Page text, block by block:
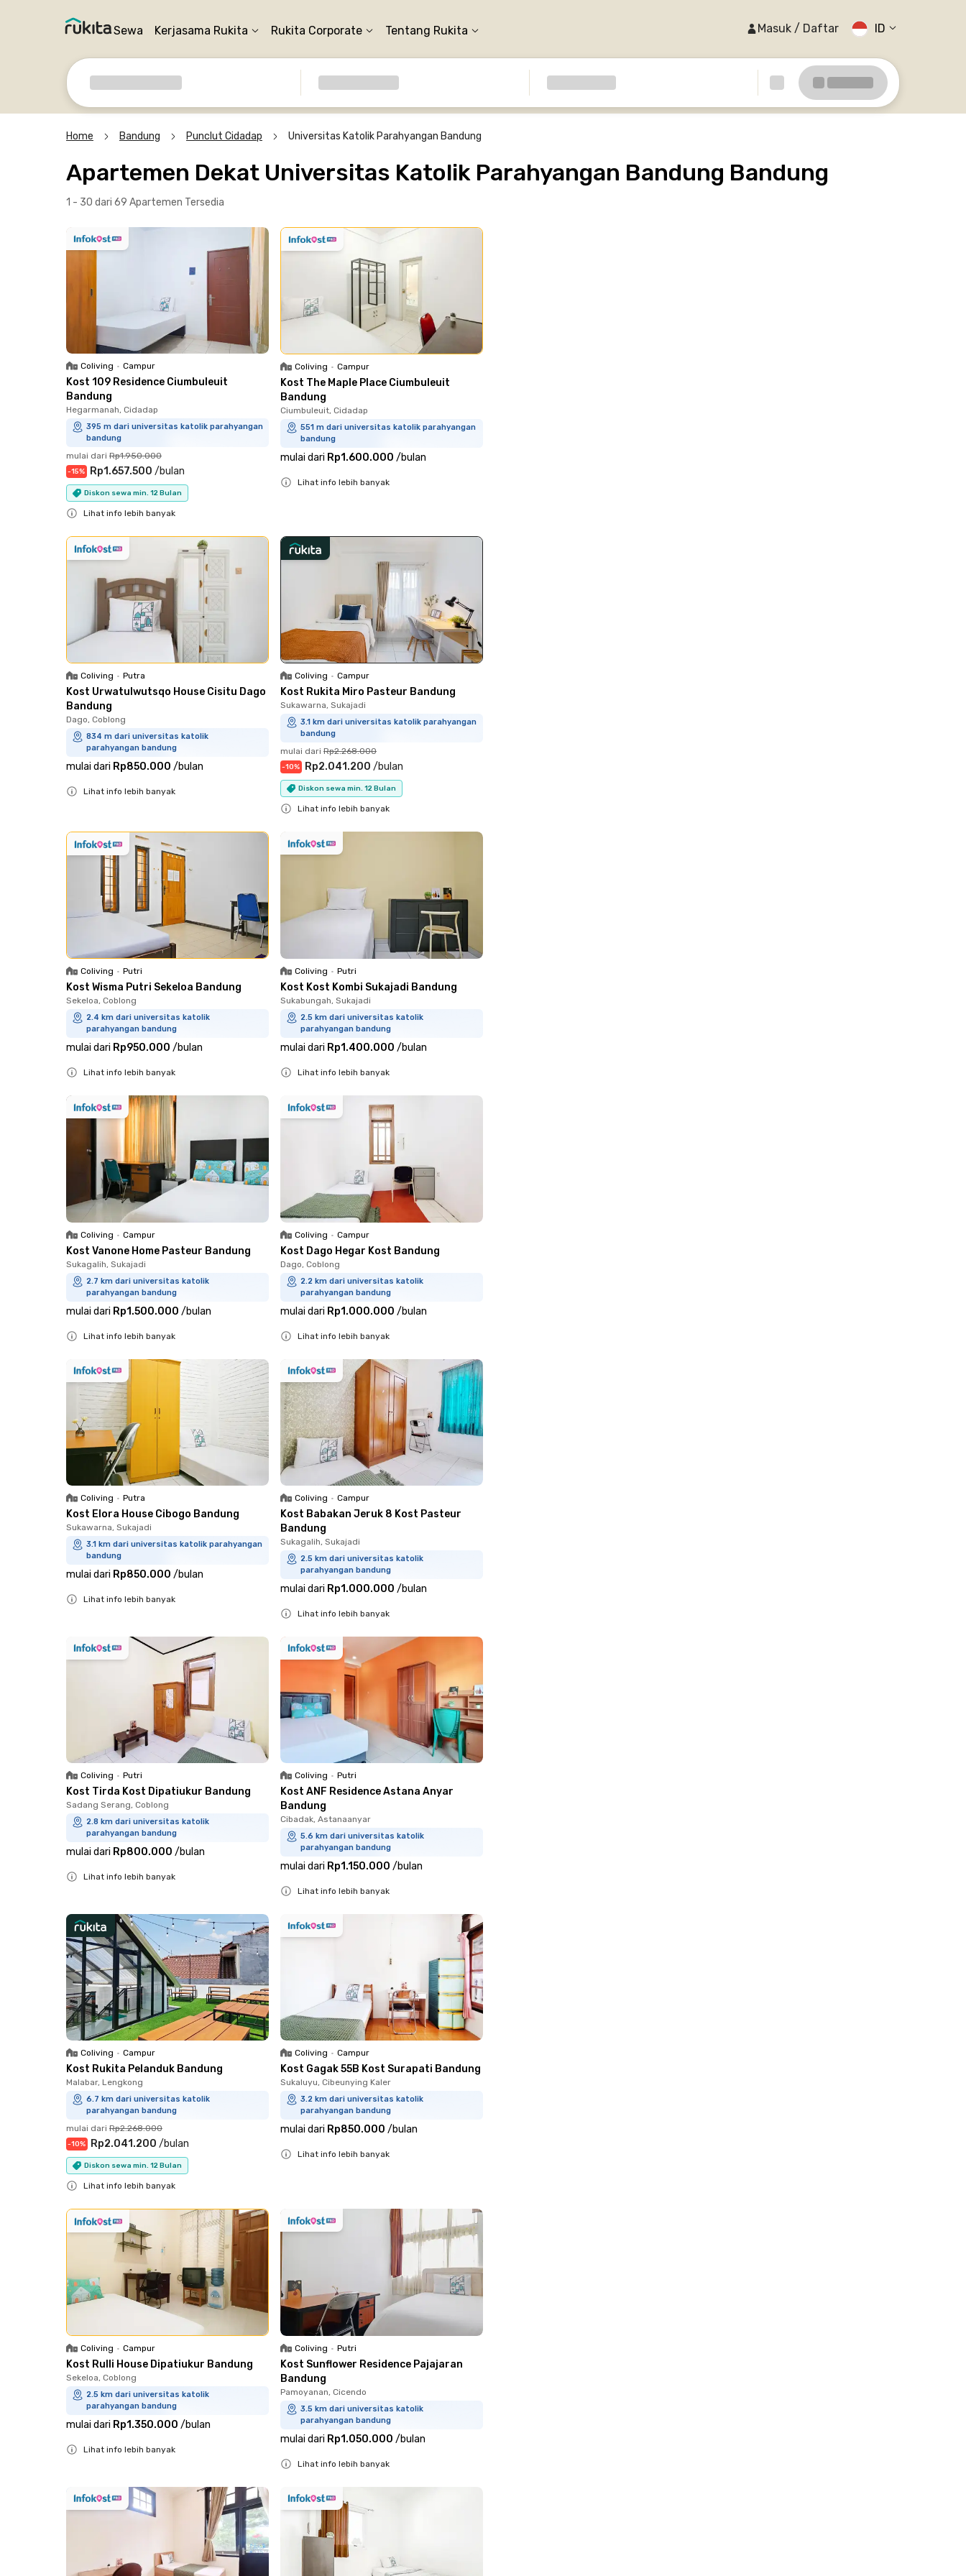
Sewa Kerjasama Rukita Rukita Corporate Tentang Rukita Masuk / Daftar ID
Home Bandung Punclut Cidadap Universitas Katolik Parahyangan Bandung
Apartemen Dekat Universitas Katolik Parahyangan Bandung Bandung
1 - 30 dari 69 Apartemen Tersedia
Coliving • Campur
Kost 109 Residence Ciumbuleuit
Bandung
Hegarmanah, Cidadap
395 m dari universitas katolik parahyangan
bandung
mulai dari Rp1.950.000
-15% Rp1.657.500 /bulan
Diskon sewa min. 12 Bulan
Lihat info lebih banyak
Coliving • Campur
Kost The Maple Place Ciumbuleuit
Bandung
Ciumbuleuit, Cidadap
551 m dari universitas katolik parahyangan
bandung
mulai dari Rp1.600.000 /bulan
Lihat info lebih banyak
Coliving • Putra
Kost Urwatulwutsqo House Cisitu Dago
Bandung
Dago, Coblong
834 m dari universitas katolik
parahyangan bandung
mulai dari Rp850.000 /bulan
Lihat info lebih banyak
Coliving • Campur
Kost Rukita Miro Pasteur Bandung
Sukawarna, Sukajadi
3.1 km dari universitas katolik parahyangan
bandung
mulai dari Rp2.268.000
-10% Rp2.041.200 /bulan
Diskon sewa min. 12 Bulan
Lihat info lebih banyak
Coliving • Putri
Kost Wisma Putri Sekeloa Bandung
Sekeloa, Coblong
2.4 km dari universitas katolik
parahyangan bandung
mulai dari Rp950.000 /bulan
Lihat info lebih banyak
Coliving • Putri
Kost Kost Kombi Sukajadi Bandung
Sukabungah, Sukajadi
2.5 km dari universitas katolik
parahyangan bandung
mulai dari Rp1.400.000 /bulan
Lihat info lebih banyak
Coliving • Campur
Kost Vanone Home Pasteur Bandung
Sukagalih, Sukajadi
2.7 km dari universitas katolik
parahyangan bandung
mulai dari Rp1.500.000 /bulan
Lihat info lebih banyak
Coliving • Campur
Kost Dago Hegar Kost Bandung
Dago, Coblong
2.2 km dari universitas katolik
parahyangan bandung
mulai dari Rp1.000.000 /bulan
Lihat info lebih banyak
Coliving • Putra
Kost Elora House Cibogo Bandung
Sukawarna, Sukajadi
3.1 km dari universitas katolik parahyangan
bandung
mulai dari Rp850.000 /bulan
Lihat info lebih banyak
Coliving • Campur
Kost Babakan Jeruk 8 Kost Pasteur
Bandung
Sukagalih, Sukajadi
2.5 km dari universitas katolik
parahyangan bandung
mulai dari Rp1.000.000 /bulan
Lihat info lebih banyak
Coliving • Putri
Kost Tirda Kost Dipatiukur Bandung
Sadang Serang, Coblong
2.8 km dari universitas katolik
parahyangan bandung
mulai dari Rp800.000 /bulan
Lihat info lebih banyak
Coliving • Putri
Kost ANF Residence Astana Anyar
Bandung
Cibadak, Astanaanyar
5.6 km dari universitas katolik
parahyangan bandung
mulai dari Rp1.150.000 /bulan
Lihat info lebih banyak
Coliving • Campur
Kost Rukita Pelanduk Bandung
Malabar, Lengkong
6.7 km dari universitas katolik
parahyangan bandung
mulai dari Rp2.268.000
-10% Rp2.041.200 /bulan
Diskon sewa min. 12 Bulan
Lihat info lebih banyak
Coliving • Campur
Kost Gagak 55B Kost Surapati Bandung
Sukaluyu, Cibeunying Kaler
3.2 km dari universitas katolik
parahyangan bandung
mulai dari Rp850.000 /bulan
Lihat info lebih banyak
Coliving • Campur
Kost Rulli House Dipatiukur Bandung
Sekeloa, Coblong
2.5 km dari universitas katolik
parahyangan bandung
mulai dari Rp1.350.000 /bulan
Lihat info lebih banyak
Coliving • Putri
Kost Sunflower Residence Pajajaran
Bandung
Pamoyanan, Cicendo
3.5 km dari universitas katolik
parahyangan bandung
mulai dari Rp1.050.000 /bulan
Lihat info lebih banyak